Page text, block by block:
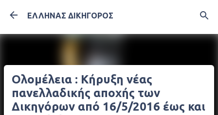
Μετάβαση στο κύριο περιεχόμενο
ΕΛΛΗΝΑΣ ΔΙΚΗΓΟΡΟΣ
Ολομέλεια : Κήρυξη νέας
πανελλαδικής αποχής των
Δικηγόρων από 16/5/2016 έως και